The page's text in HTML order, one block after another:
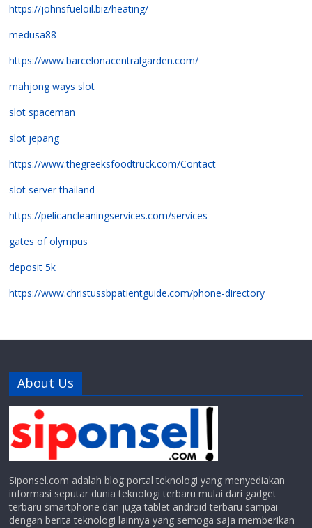
https://johnsfueloil.biz/heating/
medusa88
https://www.barcelonacentralgarden.com/
mahjong ways slot
slot spaceman
slot jepang
https://www.thegreeksfoodtruck.com/Contact
slot server thailand
https://pelicancleaningservices.com/services
gates of olympus
deposit 5k
https://www.christussbpatientguide.com/phone-directory
About Us
Siponsel.com adalah blog portal teknologi yang menyediakan
informasi seputar dunia teknologi terbaru mulai dari gadget
terbaru smartphone dan juga tablet android terbaru sampai
dengan berita teknologi lainnya yang semoga saja memberikan